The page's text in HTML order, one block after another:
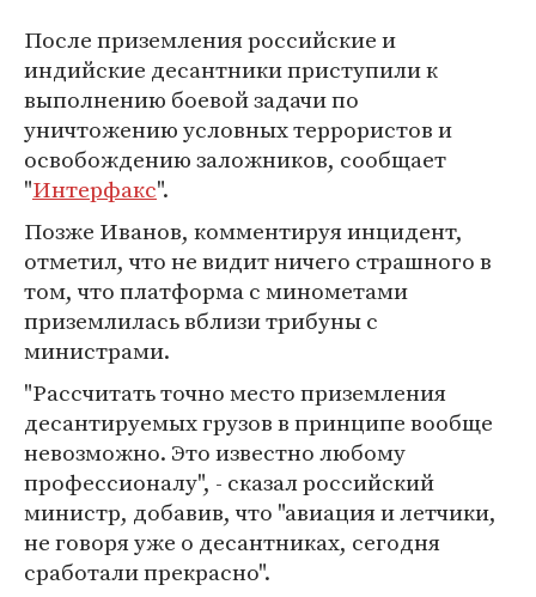
После приземления российские и
индийские десантники приступили к
выполнению боевой задачи по
уничтожению условных террористов и
освобождению заложников, сообщает
"Интерфакс".
Позже Иванов, комментируя инцидент,
отметил, что не видит ничего страшного в
том, что платформа с минометами
приземлилась вблизи трибуны с
министрами.
"Рассчитать точно место приземления
десантируемых грузов в принципе вообще
невозможно. Это известно любому
профессионалу", - сказал российский
министр, добавив, что "авиация и летчики,
не говоря уже о десантниках, сегодня
сработали прекрасно".